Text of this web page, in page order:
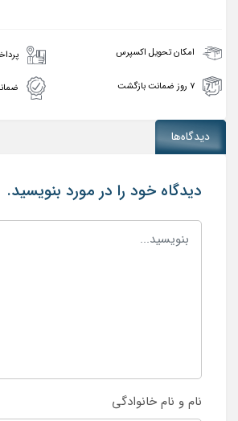
امکان تحویل اکسپرس
۷ روز ضمانت بازگشت
دیدگاه‌ها
دیدگاه خود را در مورد بنویسید.
نام و نام خانوادگی